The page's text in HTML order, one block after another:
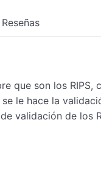
Reseñas
que son los
le hace la
validación de los